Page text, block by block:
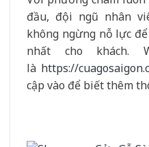
đầu, đội ngũ nhân
không ngừng nỗ lực
nhất cho khách.
là https://
cập vào để biết thêm